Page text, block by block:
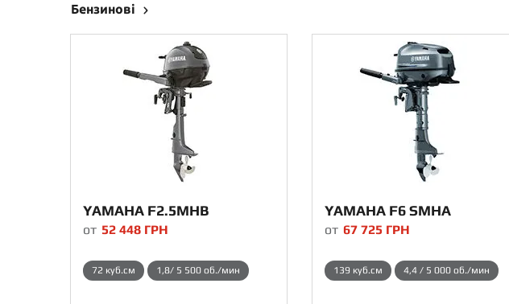
Бензинові
YAMAHA F2.5MHB
от 52 448 ГРН
72 куб.см 1,8/ 5 500 об./мин
YAMAHA F6 SMHA
от 67 725 ГРН
139 куб.см 4,4 / 5 000 об./мин